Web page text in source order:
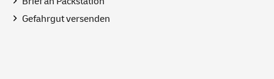
Gefahrgut versenden